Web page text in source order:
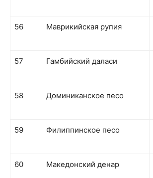
56 Маврикийская рупия
57 Гамбийский даласи
58 Доминиканское песо
59 Филиппинское песо
60 Македонский денар